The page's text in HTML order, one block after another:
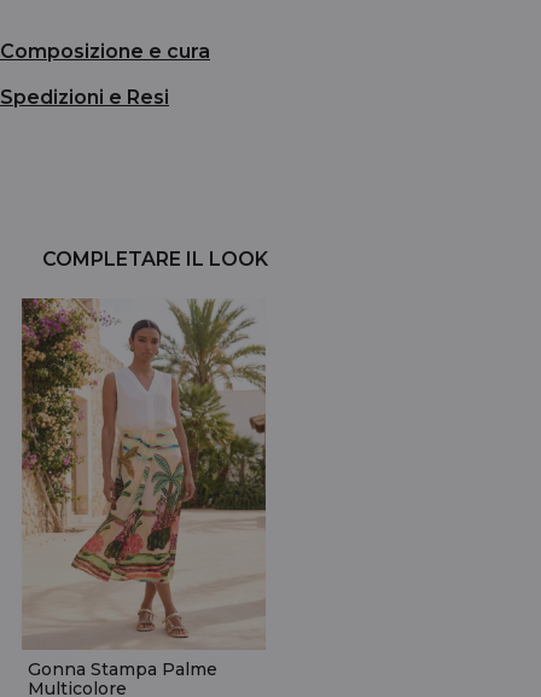
Composizione e cura
Spedizioni e Resi
COMPLETARE IL LOOK
Gonna Stampa Palme
Multicolore